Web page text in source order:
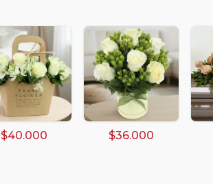
$40.000 $36.000